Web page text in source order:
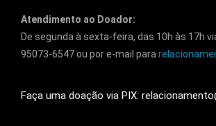
Atendimento ao Doador:
De segunda à sexta-feira, das 10h às 17h
95073-6547 ou por e-mail para
Faça uma doação via PIX: